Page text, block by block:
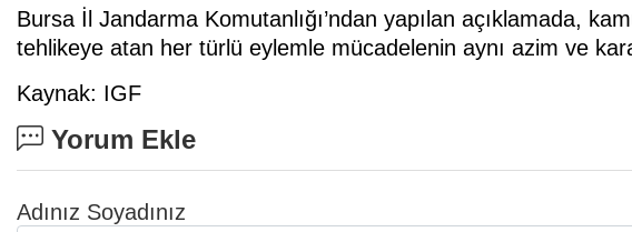
Bursa İl Jandarma Komutanlığı’ndan yapılan açıklamada,
tehlikeye atan her türlü eylemle mücadelenin aynı azim ve
Kaynak: IGF
Yorum Ekle
Adınız Soyadınız